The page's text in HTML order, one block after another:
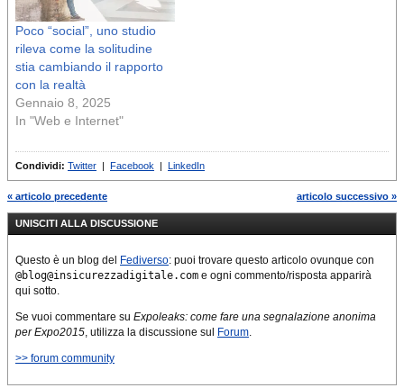
Poco “social”, uno studio
rileva come la solitudine
stia cambiando il rapporto
con la realtà
Gennaio 8, 2025
In "Web e Internet"
Condividi: Twitter | Facebook | LinkedIn
« articolo precedente articolo successivo »
UNISCITI ALLA DISCUSSIONE
Questo è un blog del Fediverso: puoi trovare questo articolo ovunque con
@blog@insicurezzadigitale.com e ogni commento/risposta apparirà
qui sotto.
Se vuoi commentare su Expoleaks: come fare una segnalazione anonima
per Expo2015, utilizza la discussione sul Forum.
>> forum community